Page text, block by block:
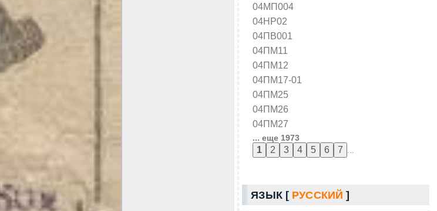
04МП004
04НР02
04ПВ001
04ПМ11
04ПМ12
04ПМ17-01
04ПМ25
04ПМ26
04ПМ27
... еще 1973
ЯЗЫК [ РУССКИЙ ]